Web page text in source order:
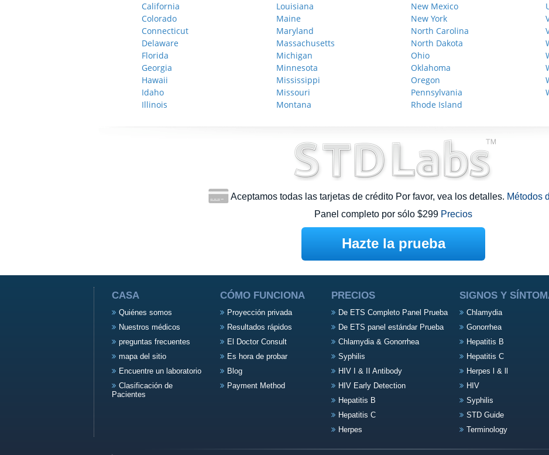
California
Colorado
Connecticut
Delaware
Florida
Georgia
Hawaii
Idaho
Illinois
Louisiana
Maine
Maryland
Massachusetts
Michigan
Minnesota
Mississippi
Missouri
Montana
New Mexico
New York
North Carolina
North Dakota
Ohio
Oklahoma
Oregon
Pennsylvania
Rhode Island
Aceptamos todas las tarjetas de crédito Por favor, vea los detalles. Métodos
Panel completo por sólo $299 Precios
Hazte la prueba
CASA
Quiénes somos
Nuestros médicos
preguntas frecuentes
mapa del sitio
Encuentre un laboratorio
Clasificación de
Pacientes
CÓMO FUNCIONA
Proyección privada
Resultados rápidos
El Doctor Consult
Es hora de probar
Blog
Payment Method
PRECIOS
De ETS Completo Panel Prueba
De ETS panel estándar Prueba
Chlamydia & Gonorrhea
Syphilis
HIV I & II Antibody
HIV Early Detection
Hepatitis B
Hepatitis C
Herpes
SIGNOS Y
Chlamydia
Gonorrhea
Hepatitis B
Hepatitis C
Herpes l & ll
HIV
Syphilis
STD Guide
Terminology